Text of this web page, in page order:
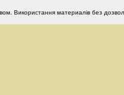
Використання материалів без